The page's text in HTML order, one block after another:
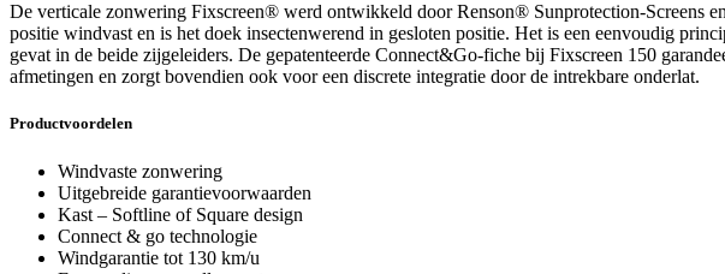
De verticale zonwering Fixscreen® werd ontwikkeld door Renson® Sunprotection-Screens
positie windvast en is het doek insectenwerend in gesloten positie. Het is een eenvoudig
gevat in de beide zijgeleiders. De gepatenteerde Connect&Go-fiche bij Fixscreen 150
afmetingen en zorgt bovendien ook voor een discrete integratie door de intrekbare onderlat.
Productvoordelen
Windvaste zonwering
Uitgebreide garantievoorwaarden
Kast – Softline of Square design
Connect & go technologie
Windgarantie tot 130 km/u